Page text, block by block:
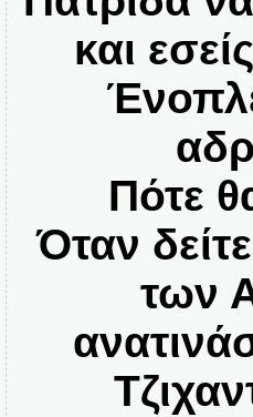
και
Πότε
Όταν
των